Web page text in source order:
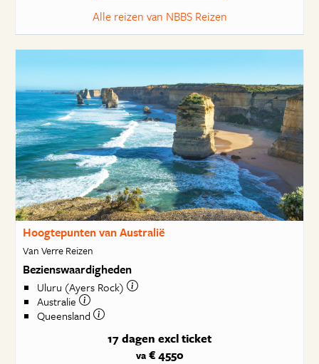
Alle reizen van NBBS Reizen
Hoogtepunten van Australië
Van Verre Reizen
Bezienswaardigheden
Uluru (Ayers Rock)
Australie
Queensland
17 dagen excl ticket
va€ 4550